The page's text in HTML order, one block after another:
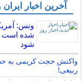
آخرین اخبار
ونس:
شده است
شود
واکنش حجت کریمی به
ربیعی!